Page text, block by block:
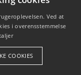
Ved at
i overensstemmelse
COOKIES